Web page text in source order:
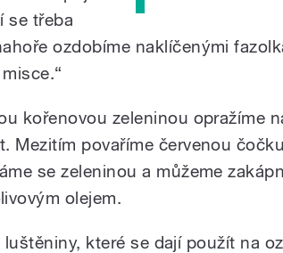
se třeba
ozdobíme naklíčenými
kořenovou zeleninou opražíme
Mezitím povaříme červenou
se zeleninou a můžeme
olejem.
které se dají použít na